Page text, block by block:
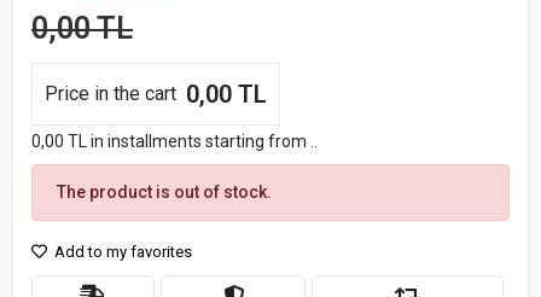
0,00 TL
Price in the cart 0,00 TL
0,00 TL in installments starting from ..
The product is out of stock.
Add to my favorites